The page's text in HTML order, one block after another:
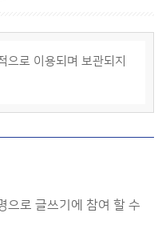
으로 이용되며 보관되지
으로 글쓰기에 참여 할 수